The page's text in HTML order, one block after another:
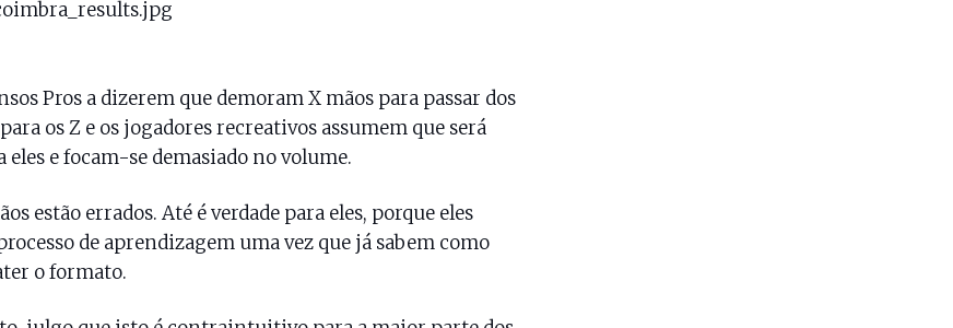
Pros a dizerem que demoram X mãos para passar dos
os Z e os jogadores recreativos assumem que será
eles e focam-se demasiado no volume.
estão errados. Até é verdade para eles, porque eles
de aprendizagem uma vez que já sabem como
o formato.